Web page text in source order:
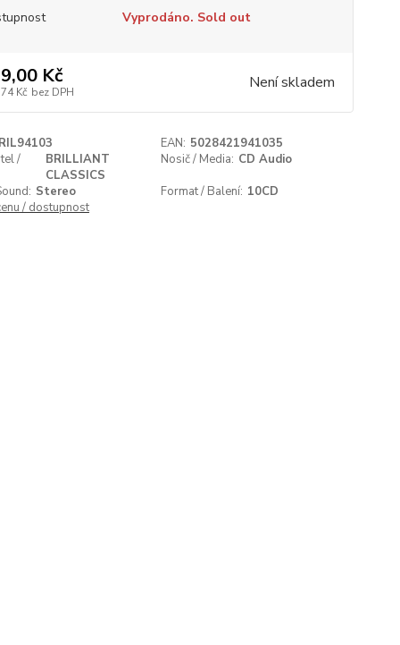
Vyprodáno. Sold out
Kč
Kč bez DPH Není skladem
EAN: 5028421941035
/
BRILLIANT
CLASSICS
Nosič / Media: CD Audio
Stereo Format / Balení: 10CD
/ dostupnost